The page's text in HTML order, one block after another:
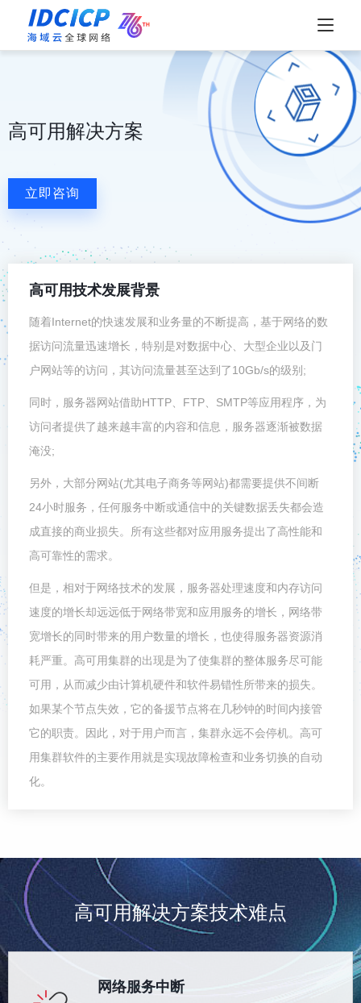
高可用解决方案
立即咨询
高可用技术发展背景
随着Internet的快速发展和业务量的不断提高，基于网络的数
据访问流量迅速增长，特别是对数据中心、大型企业以及门
户网站等的访问，其访问流量甚至达到了10Gb/s的级别;
同时，服务器网站借助HTTP、FTP、SMTP等应用程序，为
访问者提供了越来越丰富的内容和信息，服务器逐渐被数据
淹没;
另外，大部分网站(尤其电子商务等网站)都需要提供不间断
24小时服务，任何服务中断或通信中的关键数据丢失都会造
成直接的商业损失。所有这些都对应用服务提出了高性能和
高可靠性的需求。
但是，相对于网络技术的发展，服务器处理速度和内存访问
速度的增长却远远低于网络带宽和应用服务的增长，网络带
宽增长的同时带来的用户数量的增长，也使得服务器资源消
耗严重。高可用集群的出现是为了使集群的整体服务尽可能
可用，从而减少由计算机硬件和软件易错性所带来的损失。
如果某个节点失效，它的备援节点将在几秒钟的时间内接管
它的职责。因此，对于用户而言，集群永远不会停机。高可
用集群软件的主要作用就是实现故障检查和业务切换的自动
化。
高可用解决方案技术难点
网络服务中断